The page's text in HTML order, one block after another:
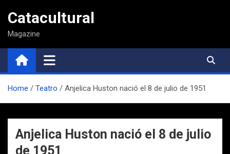
contenido
Catacultural
Magazine
Home Teatro Anjelica Huston nació el 8 de julio de 1951
Anjelica Huston nació el 8 de julio
de 1951